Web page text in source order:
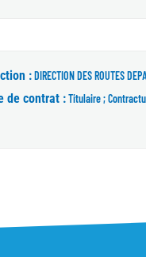
fenêtre)
:DIRECTION DES ROUTES
de contrat :Titulaire ;